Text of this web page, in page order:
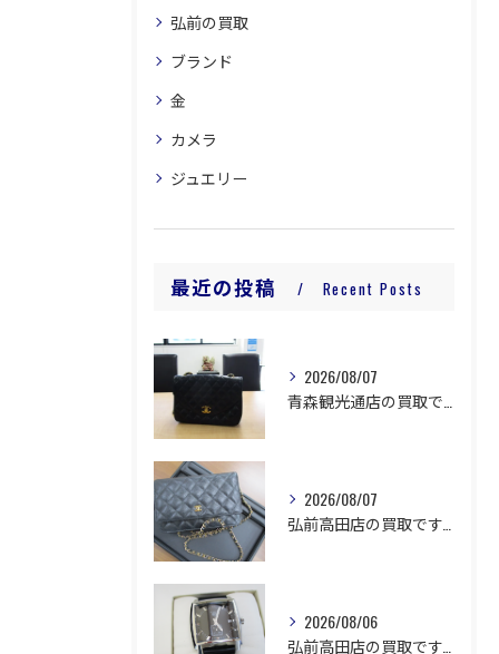
弘前の買取
ブランド
金
カメラ
ジュエリー
最近の投稿 Recent Posts
2026/08/07
2026/08/07
2026/08/06